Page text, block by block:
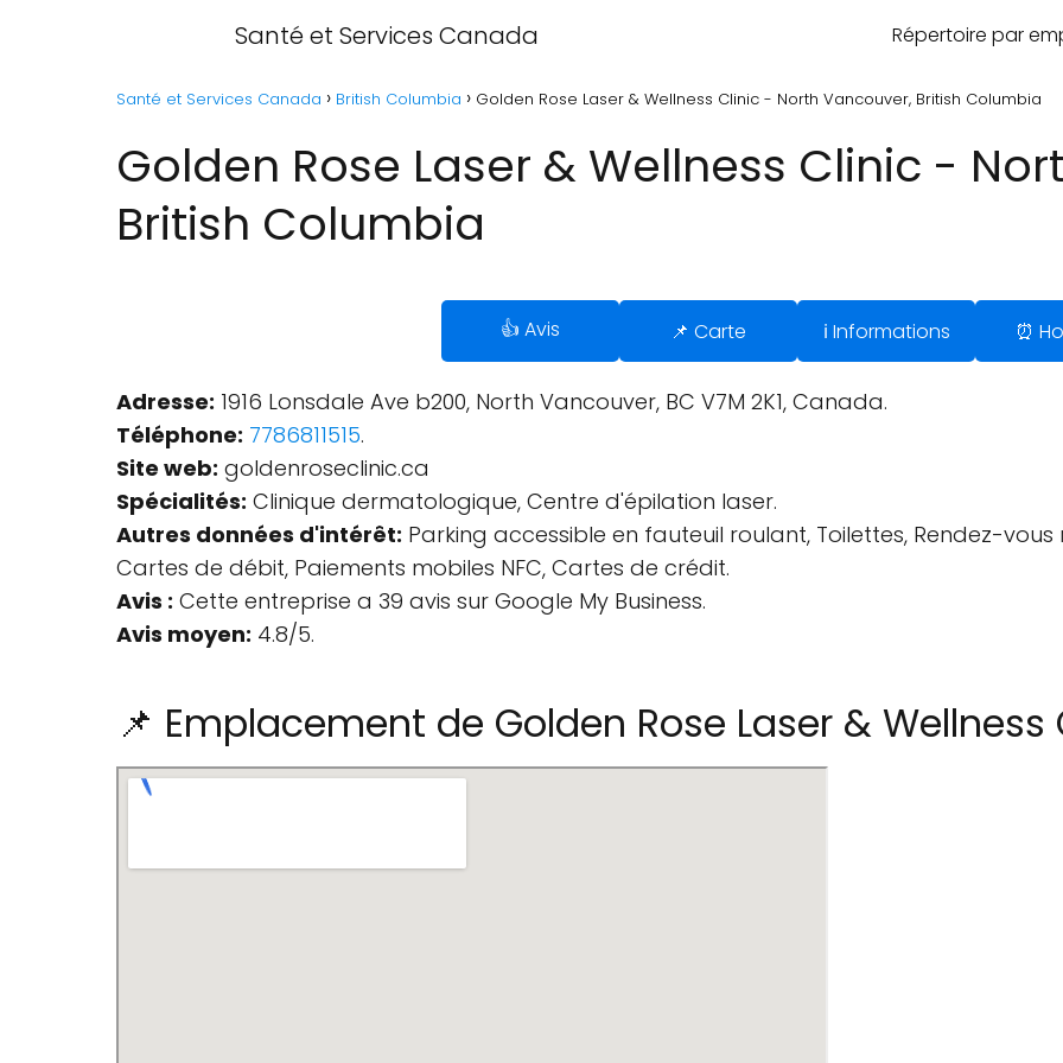
Santé et Services Canada Répertoire par
Santé et Services Canada British Columbia Golden Rose Laser & Wellness Clinic - North Vancouver, British Columbia
Golden Rose Laser & Wellness Clinic -
British Columbia
👍 Avis 📌 Carte ℹ️ Informations ⏰
Adresse: 1916 Lonsdale Ave b200, North Vancouver, BC V7M 2K1, Canada.
Téléphone: 7786811515.
Site web: goldenroseclinic.ca
Spécialités: Clinique dermatologique, Centre d'épilation laser.
Autres données d'intérêt: Parking accessible en fauteuil roulant, Toilettes, Rendez-
Cartes de débit, Paiements mobiles NFC, Cartes de crédit.
Avis : Cette entreprise a 39 avis sur Google My Business.
Avis moyen: 4.8/5.
📌 Emplacement de Golden Rose Laser & Wellness